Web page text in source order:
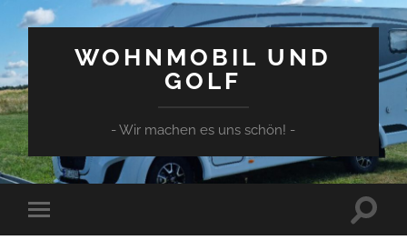
WOHNMOBIL UND
GOLF
- Wir machen es uns schön! -
Mobile-
Menü